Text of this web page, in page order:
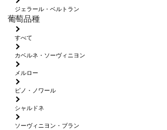
ジェラール・ベルトラン
葡萄品種
すべて
カベルネ・ソーヴィニヨン
メルロー
ピノ・ノワール
シャルドネ
ソーヴィニヨン・ブラン